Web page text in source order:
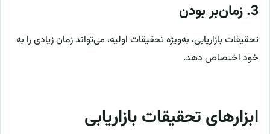
3. زمان‌بر بودن
تحقیقات بازاریابی، به‌ویژه تحقیقات اولیه، می‌تواند زمان زیادی را به
خود اختصاص دهد.
ابزارهای تحقیقات بازاریابی